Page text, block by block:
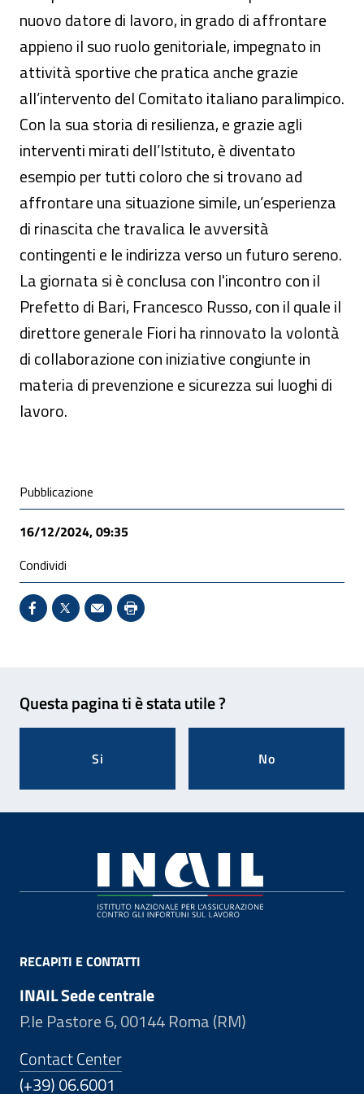
nuovo datore di lavoro, in grado di affrontare
appieno il suo ruolo genitoriale, impegnato in
attività sportive che pratica anche grazie
all’intervento del Comitato italiano paralimpico.
Con la sua storia di resilienza, e grazie agli
interventi mirati dell’Istituto, è diventato
esempio per tutti coloro che si trovano ad
affrontare una situazione simile, un’esperienza
di rinascita che travalica le avversità
contingenti e le indirizza verso un futuro sereno.
La giornata si è conclusa con l'incontro con il
Prefetto di Bari, Francesco Russo, con il quale il
direttore generale Fiori ha rinnovato la volontà
di collaborazione con iniziative congiunte in
materia di prevenzione e sicurezza sui luoghi di
lavoro.
Condivisione social
Pubblicazione
16/12/2024, 09:35
Condividi
Condividi su Facebook - Sito esterno - Apertura in
X - Sito esterno - Apertura in nuova finestra
Invio Mail: apre il programma di posta
Stampa pagina: scelta meno
Questa pagina ti è stata utile ?
Si No
RECAPITI E CONTATTI
INAIL Sede centrale
P.le Pastore 6, 00144 Roma (RM)
Contact Center
(+39) 06.6001